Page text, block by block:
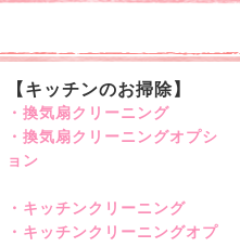
【キッチンのお掃除】
・換気扇クリーニング
・換気扇クリーニングオプシ
ョン
・キッチンクリーニング
・キッチンクリーニングオプ